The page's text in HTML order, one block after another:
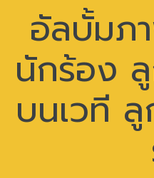
อัลบั้มภ
นักร้อง
บนเวที